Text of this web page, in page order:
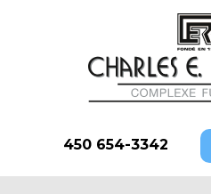
450 654-3342